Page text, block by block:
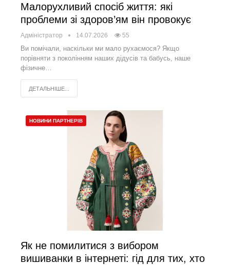
Малорухливий спосіб життя: які
проблеми зі здоров’ям він провокує
Адміністратор 14.07.2026 55
Ви помічали, наскільки ми мало рухаємося? Якщо
порівняти з поколінням наших дідусів та бабусь, наше
фізичне…
ДЕТАЛЬНІШЕ...
НОВИНИ ПАРТНЕРІВ
Як не помилитися з вибором
вишиванки в інтернеті: гід для тих, хто